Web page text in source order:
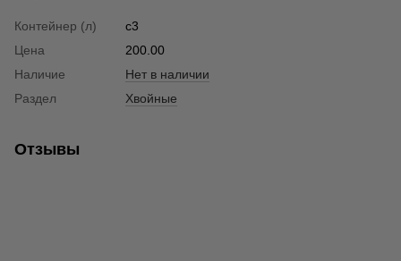
Контейнер (л)
с3
Цена
200.00
Наличие
Нет в наличии
Раздел
Хвойные
Отзывы